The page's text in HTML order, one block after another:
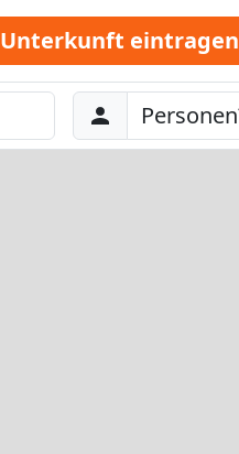
Unterkunft eintragen
Abreise
Personen